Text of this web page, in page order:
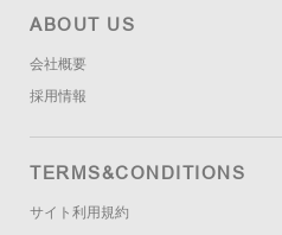
ABOUT US
会社概要
採用情報
TERMS&CONDITIONS
サイト利用規約